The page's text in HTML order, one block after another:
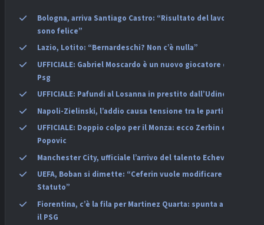
Bologna, arriva Santiago Castro: “Risultato del lavoro,
sono felice”
Lazio, Lotito: “Bernardeschi? Non c’è nulla”
UFFICIALE: Gabriel Moscardo è un nuovo giocatore del
Psg
UFFICIALE: Pafundi al Losanna in prestito dall’Udinese
Napoli-Zielinski, l’addio causa tensione tra le parti
UFFICIALE: Doppio colpo per il Monza: ecco Zerbin e
Popovic
Manchester City, ufficiale l’arrivo del talento Echeverri
UEFA, Boban si dimette: “Ceferin vuole modificare lo
Statuto”
Fiorentina, c’è la fila per Martinez Quarta: spunta anche
il PSG